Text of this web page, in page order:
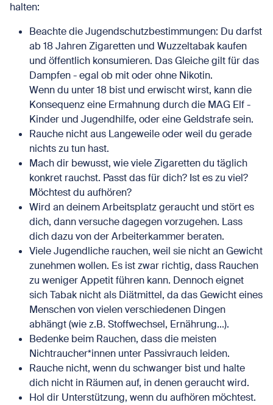
halten:
Beachte die Jugendschutzbestimmungen: Du darfst
ab 18 Jahren Zigaretten und Wuzzeltabak kaufen
und öffentlich konsumieren. Das Gleiche gilt für das
Dampfen - egal ob mit oder ohne Nikotin.
Wenn du unter 18 bist und erwischt wirst, kann die
Konsequenz eine Ermahnung durch die MAG Elf -
Kinder und Jugendhilfe, oder eine Geldstrafe sein.
Rauche nicht aus Langeweile oder weil du gerade
nichts zu tun hast.
Mach dir bewusst, wie viele Zigaretten du täglich
konkret rauchst. Passt das für dich? Ist es zu viel?
Möchtest du aufhören?
Wird an deinem Arbeitsplatz geraucht und stört es
dich, dann versuche dagegen vorzugehen. Lass
dich dazu von der Arbeiterkammer beraten.
Viele Jugendliche rauchen, weil sie nicht an Gewicht
zunehmen wollen. Es ist zwar richtig, dass Rauchen
zu weniger Appetit führen kann. Dennoch eignet
sich Tabak nicht als Diätmittel, da das Gewicht eines
Menschen von vielen verschiedenen Dingen
abhängt (wie z.B. Stoffwechsel, Ernährung...).
Bedenke beim Rauchen, dass die meisten
Nichtraucher*innen unter Passivrauch leiden.
Rauche nicht, wenn du schwanger bist und halte
dich nicht in Räumen auf, in denen geraucht wird.
Hol dir Unterstützung, wenn du aufhören möchtest.